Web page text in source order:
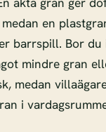
en
barrspill. Bor du
mindre gran
medan
i